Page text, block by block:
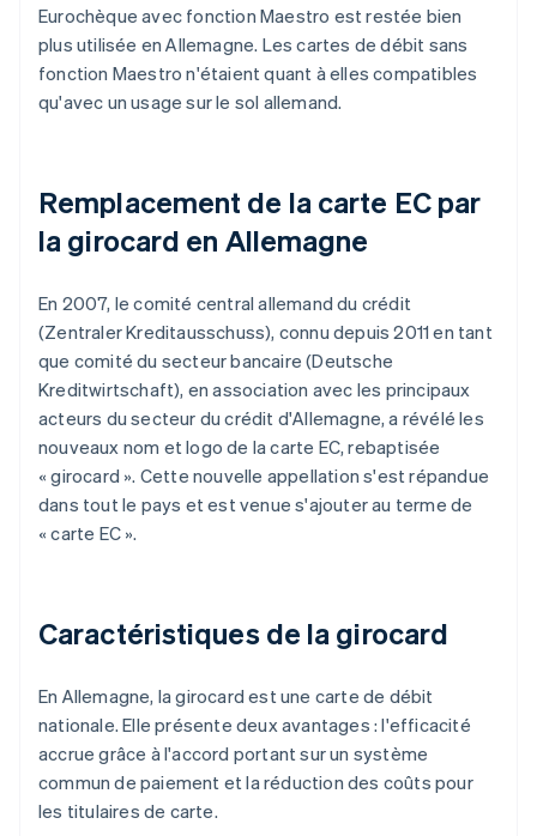
Eurochèque avec fonction Maestro est restée bien
plus utilisée en Allemagne. Les cartes de débit sans
fonction Maestro n'étaient quant à elles compatibles
qu'avec un usage sur le sol allemand.
Remplacement de la carte EC par
la girocard en Allemagne
En 2007, le comité central allemand du crédit
(Zentraler Kreditausschuss), connu depuis 2011 en tant
que comité du secteur bancaire (Deutsche
Kreditwirtschaft), en association avec les principaux
acteurs du secteur du crédit d'Allemagne, a révélé les
nouveaux nom et logo de la carte EC, rebaptisée
« girocard ». Cette nouvelle appellation s'est répandue
dans tout le pays et est venue s'ajouter au terme de
« carte EC ».
Caractéristiques de la girocard
En Allemagne, la girocard est une carte de débit
nationale. Elle présente deux avantages : l'efficacité
accrue grâce à l'accord portant sur un système
commun de paiement et la réduction des coûts pour
les titulaires de carte.